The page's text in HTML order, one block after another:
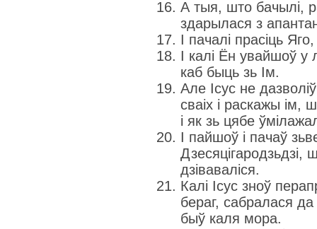
А тыя, што бачылі,
здарылася з
І пачалі прасіць
І калі Ён увайшоў у
каб быць зь Ім.
Але Ісус не
сваіх і раскажы ім,
і як зь цябе
І пайшоў і пачаў
Дзесяцігародзьдзі,
дзіваваліся.
Калі Ісус зноў
бераг, сабралася
быў каля мора.